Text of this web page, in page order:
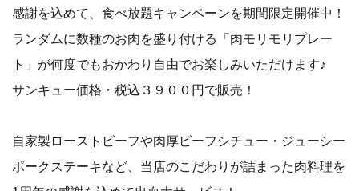
感謝を込めて、食べ放題キャンペーンを期間限定開催中！
ランダムに数種のお肉を盛り付ける「肉モリモリプレー
ト」が何度でもおかわり自由でお楽しみいただけます♪
サンキュー価格・税込３９００円で販売！
自家製ローストビーフや肉厚ビーフシチュー・ジューシー
ポークステーキなど、当店のこだわりが詰まった肉料理を